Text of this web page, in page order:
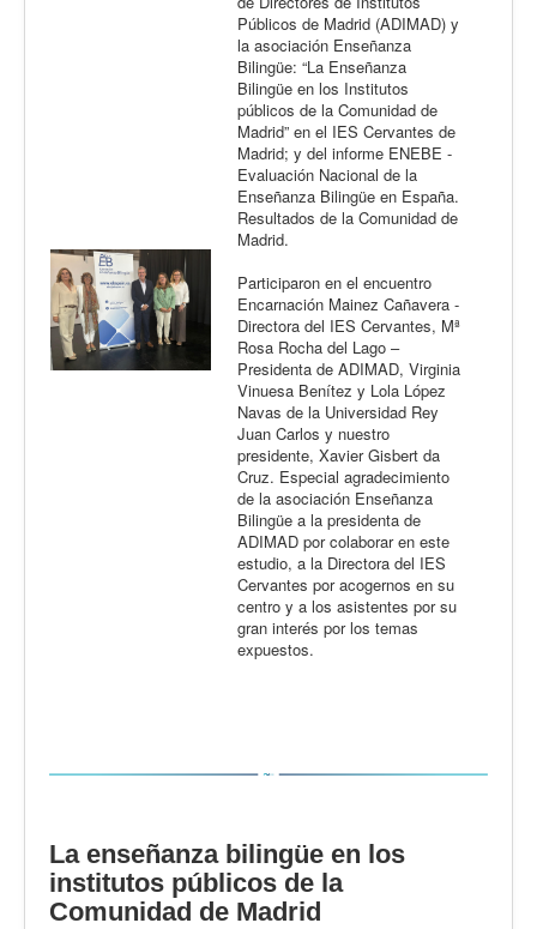
Públicos de Madrid (ADIMAD) y
la asociación Enseñanza
Bilingüe: “La Enseñanza
Bilingüe en los Institutos
públicos de la Comunidad de
Madrid” en el IES Cervantes de
Madrid; y del informe ENEBE -
Evaluación Nacional de la
Enseñanza Bilingüe en España.
Resultados de la Comunidad de
Madrid.
Participaron en el encuentro
Encarnación Mainez Cañavera -
Directora del IES Cervantes, Mª
Rosa Rocha del Lago –
Presidenta de ADIMAD, Virginia
Vinuesa Benítez y Lola López
Navas de la Universidad Rey
Juan Carlos y nuestro
presidente, Xavier Gisbert da
Cruz. Especial agradecimiento
de la asociación Enseñanza
Bilingüe a la presidenta de
ADIMAD por colaborar en este
estudio, a la Directora del IES
Cervantes por acogernos en su
centro y a los asistentes por su
gran interés por los temas
expuestos.
La enseñanza bilingüe en los
institutos públicos de la
Comunidad de Madrid